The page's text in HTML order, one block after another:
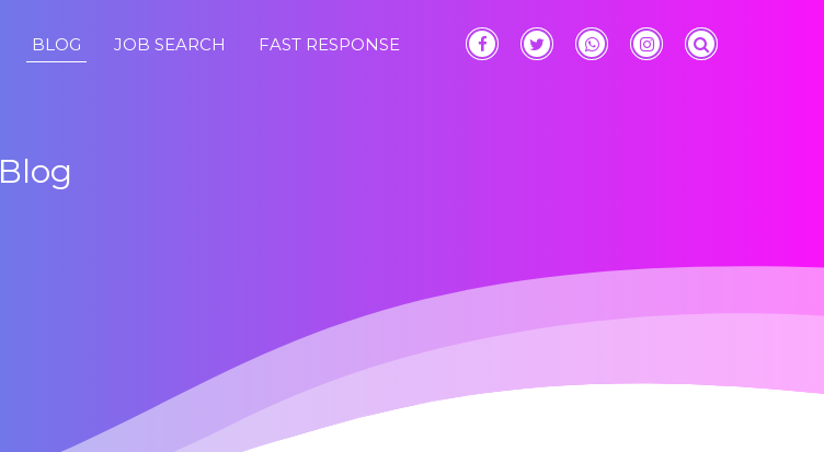
BLOG JOB SEARCH FAST RESPONSE
Blog